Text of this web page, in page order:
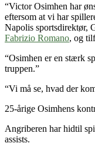
“Victor Osimhen har
eftersom at vi har
Napolis sportsdirektør,
Fabrizio Romano, og
“Osimhen er en stærk
truppen.”
“Vi må se, hvad der
25-årige Osimhens
Angriberen har hidtil
assists.